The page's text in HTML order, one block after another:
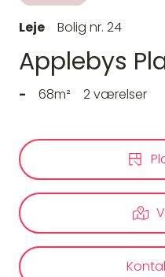
Leje Bolig nr. 24
Applebys
- 68m² 2 værelser